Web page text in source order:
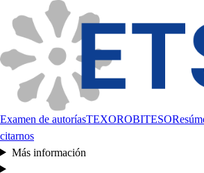
Examen de autoríasTEXOROBITESO
citarnos
Más información